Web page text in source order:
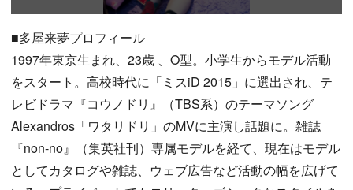
■多屋来夢プロフィール
1997年東京生まれ、23歳 、O型。小学生からモデル活動
をスタート。高校時代に「ミスiD 2015」に選出され、テ
レビドラマ『コウノドリ』（TBS系）のテーマソング
Alexandros「ワタリドリ」のMVに主演し話題に。雑誌
『non-no』（集英社刊）専属モデルを経て、現在はモデル
としてカタログや雑誌、ウェブ広告など活動の幅を広げて